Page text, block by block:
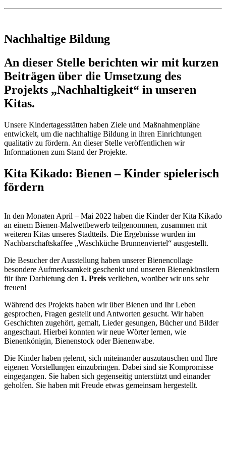
Nachhaltige Bildung
An dieser Stelle berichten wir mit kurzen
Beiträgen über die Umsetzung des
Projekts „Nachhaltigkeit“ in unseren
Kitas.
Unsere Kindertagesstätten haben Ziele und Maßnahmenpläne
entwickelt, um die nachhaltige Bildung in ihren Einrichtungen
qualitativ zu fördern. An dieser Stelle veröffentlichen wir
Informationen zum Stand der Projekte.
Kita Kikado: Bienen – Kinder spielerisch
fördern
In den Monaten April – Mai 2022 haben die Kinder der Kita Kikado
an einem Bienen-Malwettbewerb teilgenommen, zusammen mit
weiteren Kitas unseres Stadtteils. Die Ergebnisse wurden im
Nachbarschaftskaffee „Waschküche Brunnenviertel“ ausgestellt.
Die Besucher der Ausstellung haben unserer Bienencollage
besondere Aufmerksamkeit geschenkt und unseren Bienenkünstlern
für ihre Darbietung den 1. Preis verliehen, worüber wir uns sehr
freuen!
Während des Projekts haben wir über Bienen und Ihr Leben
gesprochen, Fragen gestellt und Antworten gesucht. Wir haben
Geschichten zugehört, gemalt, Lieder gesungen, Bücher und Bilder
angeschaut. Hierbei konnten wir neue Wörter lernen, wie
Bienenkönigin, Bienenstock oder Bienenwabe.
Die Kinder haben gelernt, sich miteinander auszutauschen und Ihre
eigenen Vorstellungen einzubringen. Dabei sind sie Kompromisse
eingegangen. Sie haben sich gegenseitig unterstützt und einander
geholfen. Sie haben mit Freude etwas gemeinsam hergestellt.